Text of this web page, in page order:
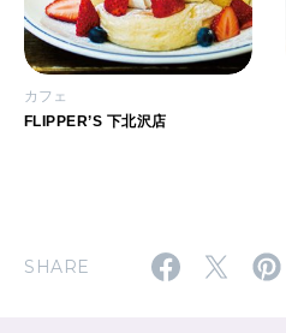
カフェ
FLIPPER’S 下北沢店
SHARE